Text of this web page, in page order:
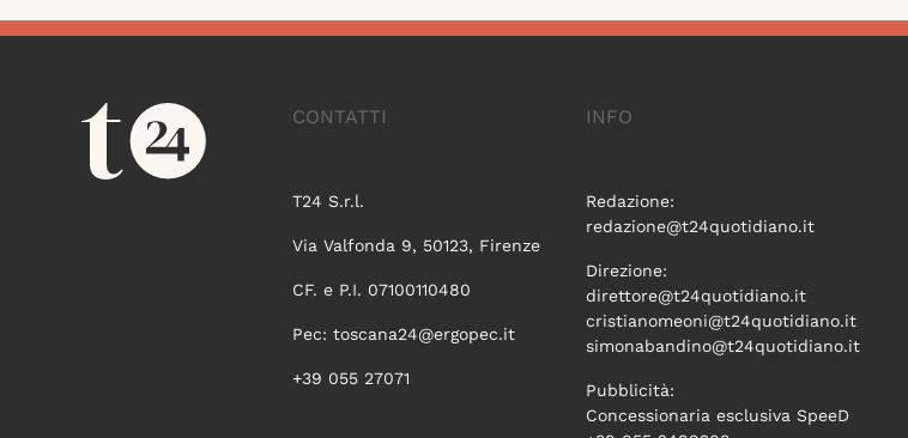
CONTATTI
T24 S.r.l.
Via Valfonda 9, 50123, Firenze
CF. e P.I. 07100110480
Pec: toscana24@ergopec.it
+39 055 27071
INFO
Redazione:
redazione@t24quotidiano.it
Direzione:
direttore@t24quotidiano.it
cristianomeoni@t24quotidiano.it
simonabandino@t24quotidiano.it
Pubblicità:
Concessionaria esclusiva SpeeD